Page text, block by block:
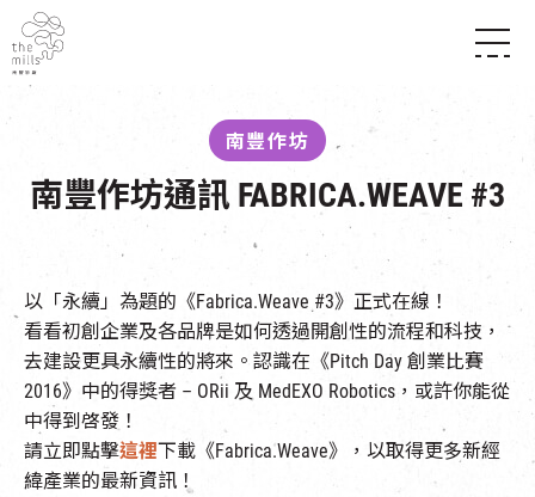
媒體中心
南豐店堂
商店
所有活動
展覽
導賞團
體驗
活化與保育
走進南豐紗廠
CHAT六廠
南豐作坊
其他體驗
到訪我們
開放時間及位置
穿梭巴士服務
停車場
NF TOUCH
南豐作坊
南豐作坊通訊 FABRICA.WEAVE #3
以「永續」為題的《Fabrica.Weave #3》正式在線！
看看初創企業及各品牌是如何透過開創性的流程和科技，
去建設更具永續性的將來。認識在《Pitch Day 創業比賽
2016》中的得獎者 – ORii 及 MedEXO Robotics，或許你能從
中得到啓發！
請立即點擊這裡下載《Fabrica.Weave》，以取得更多新經
緯產業的最新資訊！